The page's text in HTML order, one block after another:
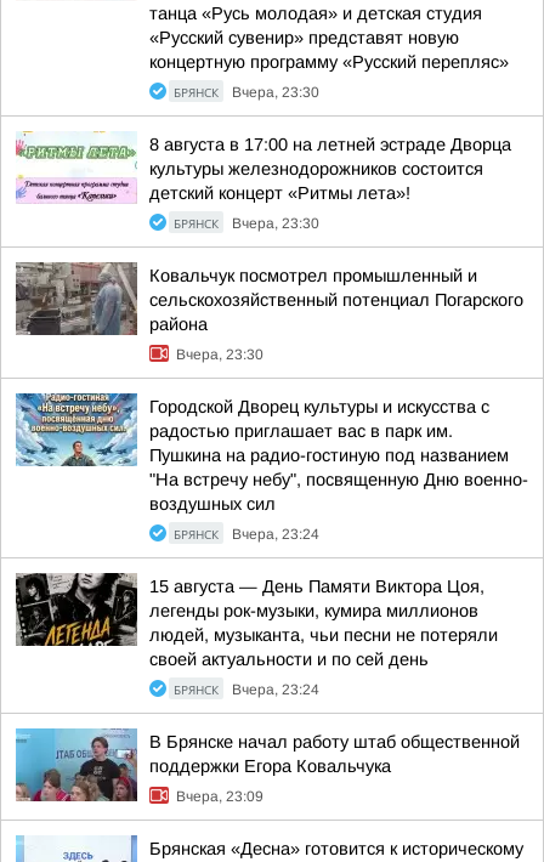
танца «Русь молодая» и детская студия
«Русский сувенир» представят новую
концертную программу «Русский перепляс»
БРЯНСК Вчера, 23:30
8 августа в 17:00 на летней эстраде Дворца
культуры железнодорожников состоится
детский концерт «Ритмы лета»!
БРЯНСК Вчера, 23:30
Ковальчук посмотрел промышленный и
сельскохозяйственный потенциал Погарского
района
Вчера, 23:30
Городской Дворец культуры и искусства с
радостью приглашает вас в парк им.
Пушкина на радио-гостиную под названием
"На встречу небу", посвященную Дню военно-
воздушных сил
БРЯНСК Вчера, 23:24
15 августа — День Памяти Виктора Цоя,
легенды рок-музыки, кумира миллионов
людей, музыканта, чьи песни не потеряли
своей актуальности и по сей день
БРЯНСК Вчера, 23:24
В Брянске начал работу штаб общественной
поддержки Егора Ковальчука
Вчера, 23:09
Брянская «Десна» готовится к историческому